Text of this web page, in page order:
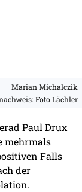
Marian Michalczik
Foto Lächler
Paul Drux
mehrmals
Falls
der